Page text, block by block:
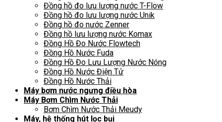
Đồng hồ đo lưu lượng nước T-Flow
Đồng hồ đo lưu lượng nước Unik
Đồng hồ đo nước Zenner
Đồng hồ lưu lượng nước Komax
Đồng Hồ Đo Nước Flowtech
Đồng Hồ Nước Fuda
Đồng Hồ Đo Lưu Lượng Nước Nóng
Đồng Hồ Nước Điện Tử
Đồng Hồ Nước Thải
Máy bơm nước ngưng điều hòa
Máy Bơm Chìm Nước Thải
Bơm Chìm Nước Thải Meudy
Máy, hệ thống hút lọc bụi